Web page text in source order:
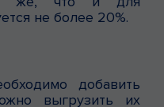
не более 20%.
добавить
выгрузить их